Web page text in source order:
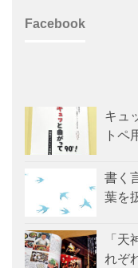
Facebook
キュ
トペ
書く
葉を
「
れぞ